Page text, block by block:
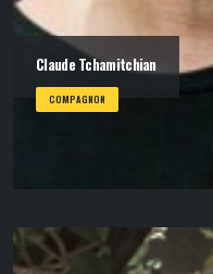
Claude Tchamitchian
COMPAGNON